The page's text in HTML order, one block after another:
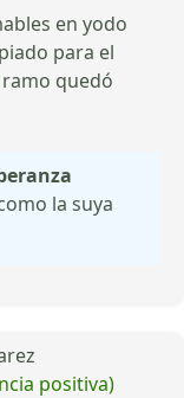
en yodo
para el
quedó
la suya
positiva)